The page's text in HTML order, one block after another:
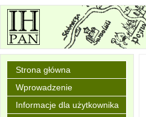
Strona główna
Wprowadzenie
Informacje dla użytkownika